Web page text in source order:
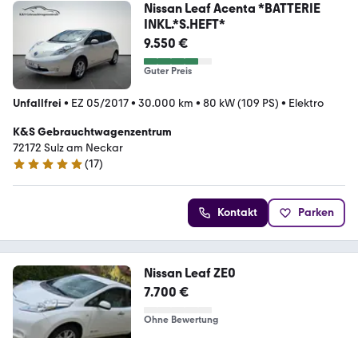
Nissan Leaf Acenta *BATTERIE
INKL.*S.HEFT*
9.550 €
Guter Preis
Unfallfrei • EZ 05/2017• 30.000 km • 80 kW (109 PS) • Elektro
K&S Gebrauchtwagenzentrum
72172 Sulz am Neckar
4.8 Sterne
(17)
Kontakt Parken
Nissan Leaf ZE0
7.700 €
Ohne Bewertung